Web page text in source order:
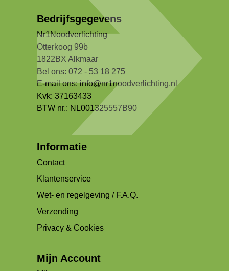
Bedrijfsgegevens
Nr1Noodverlichting
Otterkoog 99b
1822BX Alkmaar
Bel ons: 072 - 53 18 275
E-mail ons:info@nr1noodverlichting.nl
Kvk: 37163433
BTW nr.: NL001325557B90
Informatie
Contact
Klantenservice
Wet- en regelgeving / F.A.Q.
Verzending
Privacy & Cookies
Mijn Account